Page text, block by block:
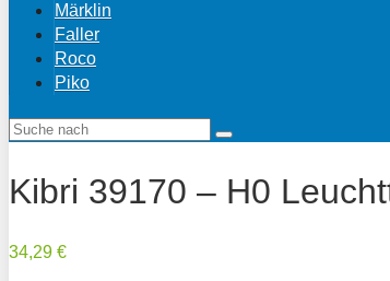
Märklin
Faller
Roco
Piko
Kibri 39170 – H0
34,29 €